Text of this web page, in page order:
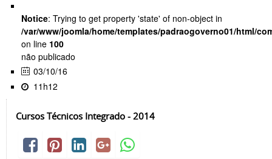
Notice: Trying to get property 'state' of non-object in
/var/www/joomla/home/templates/padraogoverno01/html/
on line 100
não publicado
03/10/16
11h12
Cursos Técnicos Integrado - 2014